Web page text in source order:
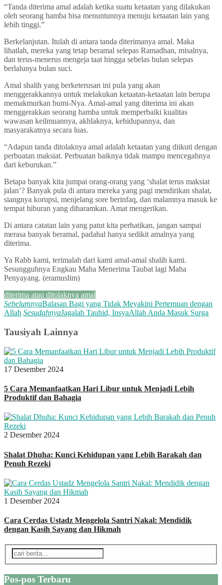
“Tanda diterima amal adalah ketika suatu ketaatan yang dilakukan
oleh seorang hamba bisa menuntunnya menuju ketaatan lain yang
lebih tinggi.”
Berkelanjutan. Itulah di antara tanda diterimanya amal. Maka
lihatlah, mereka yang tetap beramal selepas Ramadhan, misalnya,
dan terus-menerus mengeja taat hingga sebelas bulan selepas
berlalunya bulan suci.
Amal shalih yang berketerusan ini pula yang akan
menggerakkannya untuk melakukan ketaatan-ketaatan lain berupa
memakmurkan bumi-Nya. Amal-amal yang diterima ini akan
menggerakkan seorang hamba untuk memperbaiki kualitas
wawasan keilmuannya, akhlaknya, kehidupannya, dan
masyarakatnya secara luas.
“Adapun tanda ditolaknya amal adalah ketaatan yang diikuti dengan
perbuatan maksiat. Perbuatan baiknya tidak mampu mencegahnya
dari keburukan.”
Betapa banyak kita jumpai orang-orang yang ‘shalat terus maksiat
jalan’? Banyak pula di antara mereka yang pagi mendirikan shalat,
siangnya korupsi, menjelang sore berinfaq, dan malamnya masuk ke
tempat hiburan yang diharamkan. Amat mengerikan.
Di antara catatan lain yang patut kita perhatikan, jangan sampai
merasa banyak beramal, padahal hanya sedikit amalnya yang
diterima.
Ya Rabb kami, terimalah dari kami amal-amal shalih kami.
Sesungguhnya Engkau Maha Menerima Taubat lagi Maha
Penyayang. (eramuslim)
diterima atau ditolaknya amal
SebelumnyaBalasan Bagi yang Tidak Meyakini Pertemuan dengan
Allah SesudahnyaJagalah Tauhid, InsyaAllah Anda Masuk Surga
Tausiyah Lainnya
17 Desember 2024
5 Cara Memanfaatkan Hari Libur untuk Menjadi Lebih
Produktif dan Bahagia
2 Desember 2024
Shalat Dhuha: Kunci Kehidupan yang Lebih Barakah dan
Penuh Rezeki
1 Desember 2024
Cara Cerdas Ustadz Mengelola Santri Nakal: Mendidik
dengan Kasih Sayang dan Hikmah
Pos-pos Terbaru